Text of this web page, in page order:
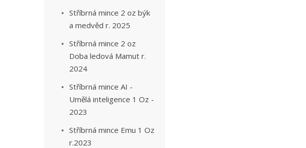
Stříbrná mince 2 oz býk
a medvěd r. 2025
Stříbrná mince 2 oz
Doba ledová Mamut r.
2024
Stříbrná mince AI -
Umělá inteligence 1 Oz -
2023
Stříbrná mince Emu 1 Oz
r.2023